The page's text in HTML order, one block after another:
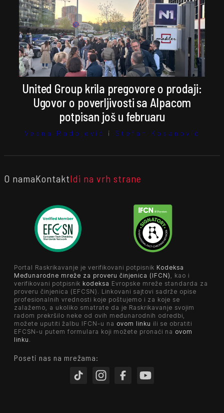
United Group krila pregovore o prodaji:
Ugovor o poverljivosti sa Alpacom
potpisan još u februaru
Vesna Radojević i Stefan Kosanović
O namaKontaktIdi na vrh strane
Portal Raskrikavanje je verifikovani potpisnik Kodeksa
Međunarodne mreže za proveru činjenica (IFCN) , kao i
verifikovani potpisnik kodeksa Evropske mreže standarda za
proveru činjenica (EFCSN). Linkovani sajtovi sadrže opise
profesionalnih vrednosti koje poštujemo i za koje se
zalažemo, a ukoliko smatrate da je Raskrikavanje svojim
radom prekršilo neke od ovih međunarodnih odredbi,
možete uputiti žalbu IFCN-u na ovom linku ili se obratiti
EFCSN-u putem formulara koji možete pronaći na ovom
linku .
Poseti nas na mrežama: